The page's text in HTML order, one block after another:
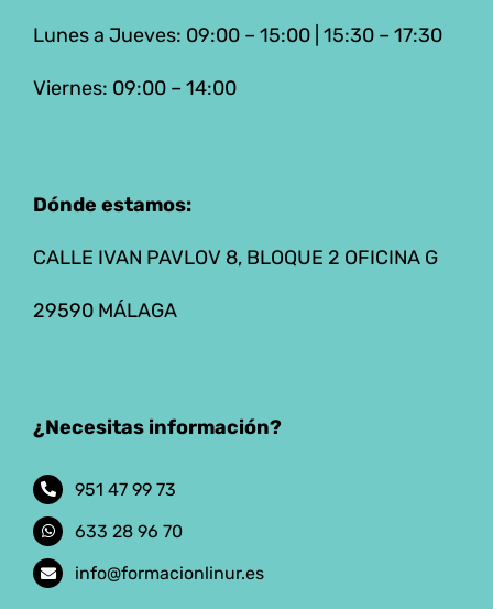
Lunes a Jueves: 09:00 – 15:00 | 15:30 – 17:30
Viernes: 09:00 – 14:00
Dónde estamos:
CALLE IVAN PAVLOV 8, BLOQUE 2 OFICINA G
29590 MÁLAGA
¿Necesitas información?
951 47 99 73
633 28 96 70
info@formacionlinur.es